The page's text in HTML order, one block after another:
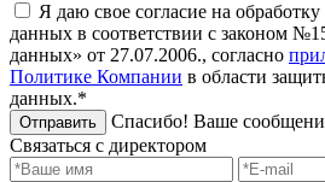
Я даю свое согласие на
данных в соответствии с законом
данных» от 27.07.2006., согласно
Политике Компании в области
данных.*
Отправить
Спасибо! Ваше
Связаться с директором